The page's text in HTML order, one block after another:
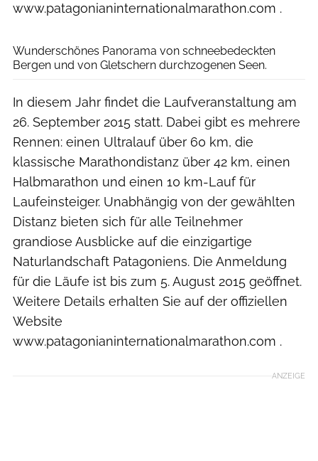
www.patagonianinternationalmarathon.com .
Wunderschönes Panorama von schneebedeckten
Bergen und von Gletschern durchzogenen Seen.
In diesem Jahr findet die Laufveranstaltung am
26. September 2015 statt. Dabei gibt es mehrere
Rennen: einen Ultralauf über 60 km, die
klassische Marathondistanz über 42 km, einen
Halbmarathon und einen 10 km-Lauf für
Laufeinsteiger. Unabhängig von der gewählten
Distanz bieten sich für alle Teilnehmer
grandiose Ausblicke auf die einzigartige
Naturlandschaft Patagoniens. Die Anmeldung
für die Läufe ist bis zum 5. August 2015 geöffnet.
Weitere Details erhalten Sie auf der offiziellen
Website
www.patagonianinternationalmarathon.com .
ANZEIGE